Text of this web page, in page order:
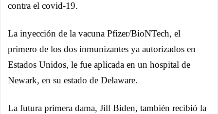
contra el covid-19.
La inyección de la vacuna Pfizer/BioNTech, el
primero de los dos inmunizantes ya autorizados en
Estados Unidos, le fue aplicada en un hospital de
Newark, en su estado de Delaware.
La futura primera dama, Jill Biden, también recibió la